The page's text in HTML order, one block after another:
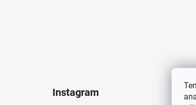
Instagram